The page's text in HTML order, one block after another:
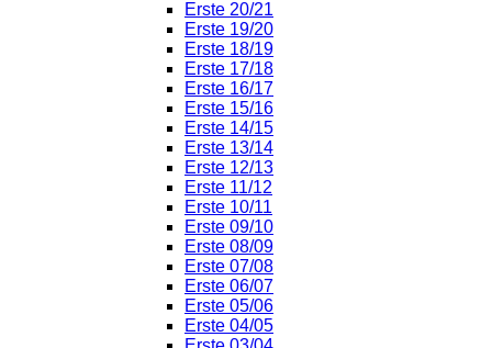
Erste 20/21
Erste 19/20
Erste 18/19
Erste 17/18
Erste 16/17
Erste 15/16
Erste 14/15
Erste 13/14
Erste 12/13
Erste 11/12
Erste 10/11
Erste 09/10
Erste 08/09
Erste 07/08
Erste 06/07
Erste 05/06
Erste 04/05